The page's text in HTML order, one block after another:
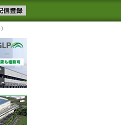
ュースメール配信を登録す